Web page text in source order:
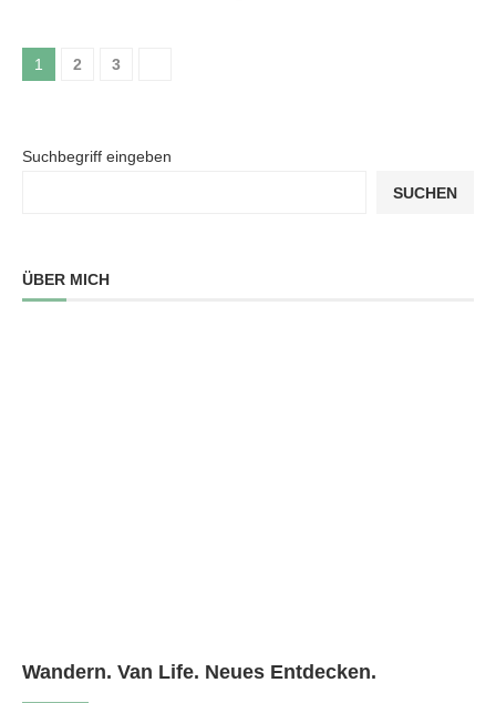
1 2 3
Suchbegriff eingeben
SUCHEN
ÜBER MICH
Wandern. Van Life. Neues Entdecken.